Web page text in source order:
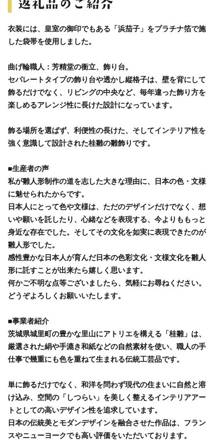
衣装には、皇室の御印でもある「浜茄子」をプラチナ箔で施
した袋帯を使用しました。
曲げ輪職人：芳精堂の衝立、飾り台。
セパレートタイプの飾り台や透かし縦格子は、壁を背にして
飾るだけでなく、リビングの中央など、毎年違った飾り方を
楽しめるアレンジ性に長けた設計になっています。
飾る場所を選ばず、利便性の長けた、そしてインテリア性を
強く意識して設計された桂雛の雛飾りです。
■生産者の声
私が雛人形制作の道を志した大きな理由に、日本の色・文様
に魅せられたからです。
日本人にとって色や文様は、ただのデザインだけでなく、想
いや願いを託したり、心緒などを表現する、今よりももっと
身近な存在でした。そしてその文化を如実に表現できたのが
雛人形でした。
感性豊かな日本人が育んだ日本の色彩文化・文様文化を雛人
形に託すことが出来たら嬉しく思います。
何かご不明な点等ございましたら、気軽にお尋ねください。
どうぞよろしくお願いいたします。
■事業者紹介
茨城県城里町の豊かな里山にアトリエを構える「桂雛」は、
厳選された絹や手漉き和紙などの自然素材を使い、職人の手
仕事で幾重にも色を重ねて生まれる伝統工芸品です。
単に飾るだけでなく、和洋を問わず現代の住まいに自然と溶
け込み、空間の「しつらい」を美しく整えるインテリアアー
トとしての高いデザイン性を追求しています。
日本の伝統美とモダンデザインを融合させた作品は、フラン
スやニューヨークでも高い評価をいただいております。